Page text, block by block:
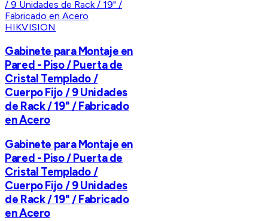
HIKVISION
Gabinete para Montaje en
Pared - Piso / Puerta de
Cristal Templado /
Cuerpo Fijo / 9 Unidades
de Rack / 19" / Fabricado
en Acero
Gabinete para Montaje en
Pared - Piso / Puerta de
Cristal Templado /
Cuerpo Fijo / 9 Unidades
de Rack / 19" / Fabricado
en Acero